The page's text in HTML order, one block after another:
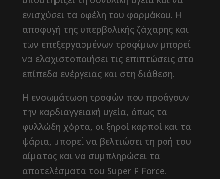
ενισχύσει τα οφέλη του φαρμάκου. Η
αποφυγή της υπερβολικής ζάχαρης και
των επεξεργασμένων τροφίμων μπορεί
να ελαχιστοποιήσει τις επιπτώσεις στα
επίπεδα ενέργειας και στη διάθεση.
Η ενσωμάτωση τροφών που προάγουν
την καρδιαγγειακή υγεία, όπως τα
φυλλώδη χόρτα, οι ξηροί καρποί και τα
ψάρια, μπορεί να βελτιώσει τη ροή του
αίματος και να συμπληρώσει τα
αποτελέσματα του Super P Force.